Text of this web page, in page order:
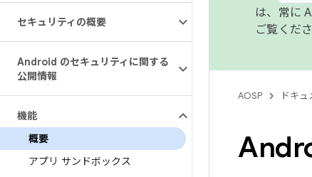
セキュリティの概要
Android のセキュリティに関する
公開情報
機能
概要
アプリ サンドボックス
は、常に
ご覧くださ
AOSP ドキュ